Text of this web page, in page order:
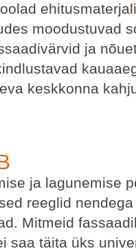
moodustuvad
ja
keskkonna
ja lagunemise
reeglid nendega
Mitmeid
saa täita üks